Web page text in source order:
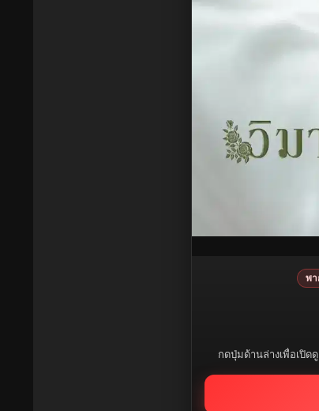
พา
กดปุ่มด้านล่างเพื่อเปิด